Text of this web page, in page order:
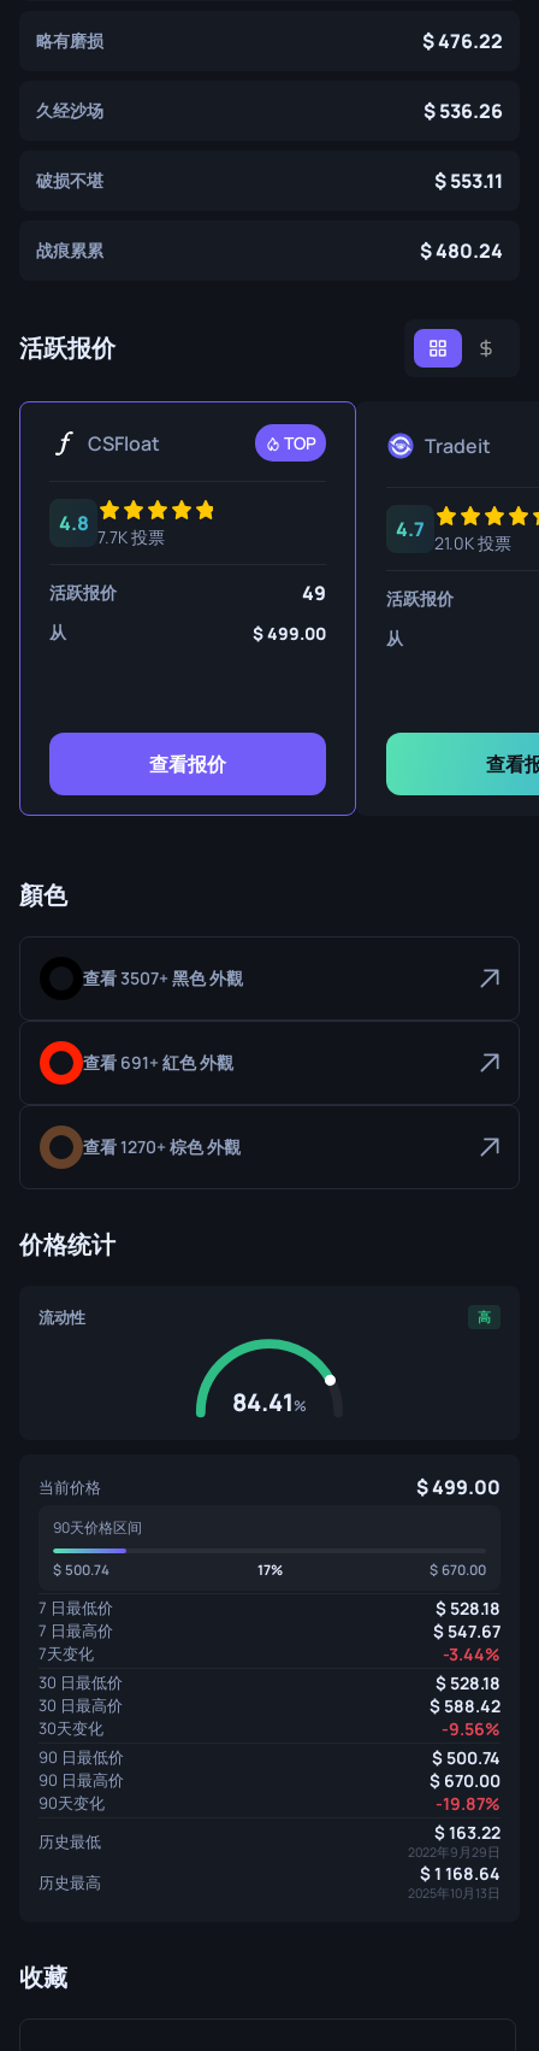
略有磨损 476.22
久经沙场 536.26
破损不堪 553.11
战痕累累 480.24
活跃报价
CSFloat TOP
4.8
7.7K 投票
活跃报价 49
从 499.00
查看报价
Tradeit
4.7
21.0K 投票
活跃报价
从
查看
顏色
查看 3507+ 黑色 外觀
查看 691+ 紅色 外觀
查看 1270+ 棕色 外觀
价格统计
流动性 高
84.41%
当前价格 499.00
90天价格区间
500.74 17% 670.00
7 日最低价 528.18
7 日最高价 547.67
7天变化 -3.44%
30 日最低价 528.18
30 日最高价 588.42
30天变化 -9.56%
90 日最低价 500.74
90 日最高价 670.00
90天变化 -19.87%
历史最低 163.22
2022年9月29日
历史最高 1 168.64
2025年10月13日
收藏